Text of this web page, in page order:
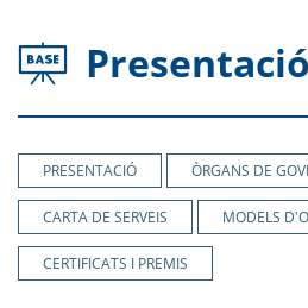
Presentació
PRESENTACIÓ ÒRGANS DE
CARTA DE SERVEIS MODELS
CERTIFICATS I PREMIS